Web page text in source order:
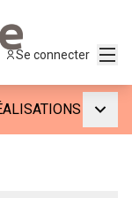
Se connecter